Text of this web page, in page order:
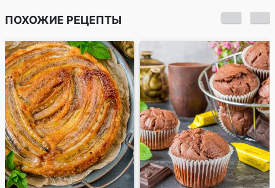
ПОХОЖИЕ РЕЦЕПТЫ
Кунжутно-
банановый кекс с
шоколадом